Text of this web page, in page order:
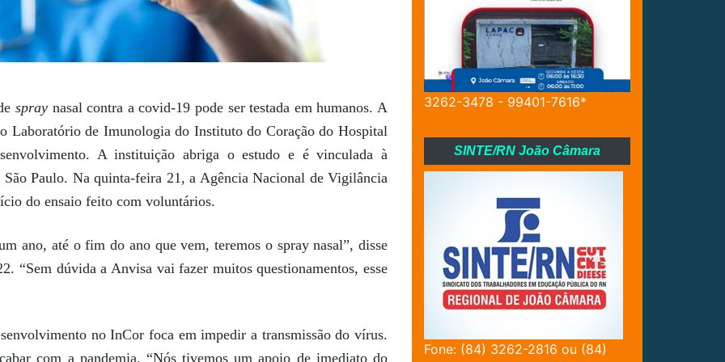
spray nasal contra a covid-19 pode ser testada em humanos. A
Laboratório de Imunologia do Instituto do Coração do Hospital
A instituição abriga o estudo e é vinculada à
Paulo. Na quinta-feira 21, a Agência Nacional de Vigilância
do ensaio feito com voluntários.
ano, até o fim do ano que vem, teremos o spray nasal”, disse
“Sem dúvida a Anvisa vai fazer muitos questionamentos, esse
no InCor foca em impedir a transmissão do vírus.
com a pandemia. “Nós tivemos um apoio de imediato do
3262-3478 - 99401-7616*
SINTE/RN João Câmara
Fone: (84) 3262-2816 ou (84)